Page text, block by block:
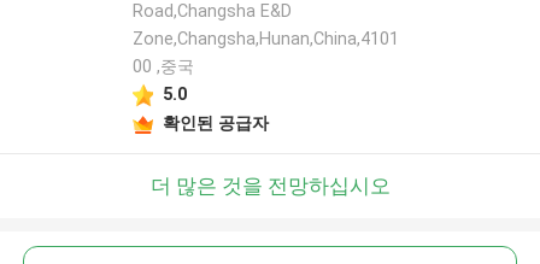
Road,Changsha E&D
Zone,Changsha,Hunan,China,4101
00 ,중국
5.0
확인된 공급자
더 많은 것을 전망하십시오